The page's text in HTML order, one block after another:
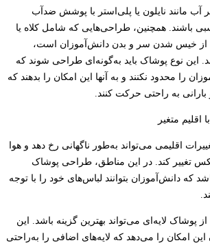
آب مانند نایلون یا پلی‌استر با پوشش ضدآب
باشند. همچنین، طراحی‌هایی که شامل کلاه‌ یا
از خیس شدن سر و بدن دانش‌آموزان است،
این نوع پوشاک باید به‌گونه‌ای طراحی شوند که
را محدود نکنند و به آنها این امکان را بدهند که
به راحتی حرکت کنند.
اقلیمی می‌تواند به‌طور ناگهانی رخ دهد و هوا
تغییر کند. در این مناطق، طراحی پوشاک
که دانش‌آموزان بتوانند لباس‌های خود را با توجه
پوشاک لایه‌ای می‌تواند بهترین گزینه باشد. این
امکان را می‌دهد که لایه‌های اضافی را به‌راحتی